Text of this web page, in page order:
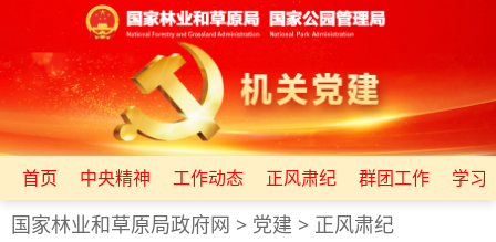
首页 中央精神 工作动态 正风肃纪 群团工作 学习
国家林业和草原局政府网 > 党建 > 正风肃纪